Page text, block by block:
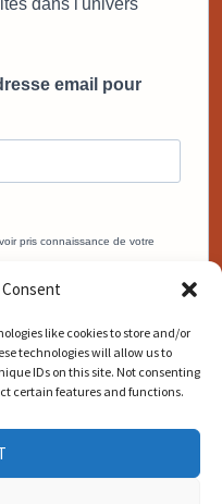
Consent
like cookies to store and/or
technologies will allow us to
IDs on this site. Not consenting
certain features and functions.
email pour
pris connaissance de votre
en cliquant sur le lien
MAINTENANT